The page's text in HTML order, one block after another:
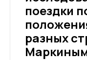
поездки
разных